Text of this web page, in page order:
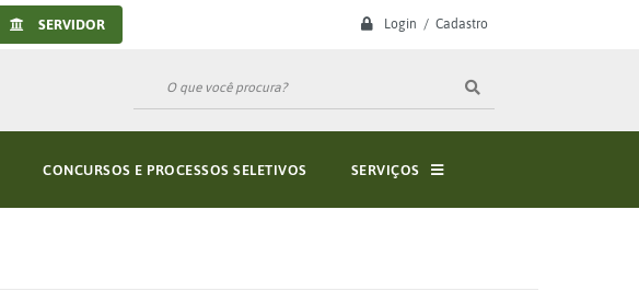
Login / Cadastro
SERVIDOR
CONCURSOS E PROCESSOS SELETIVOS SERVIÇOS